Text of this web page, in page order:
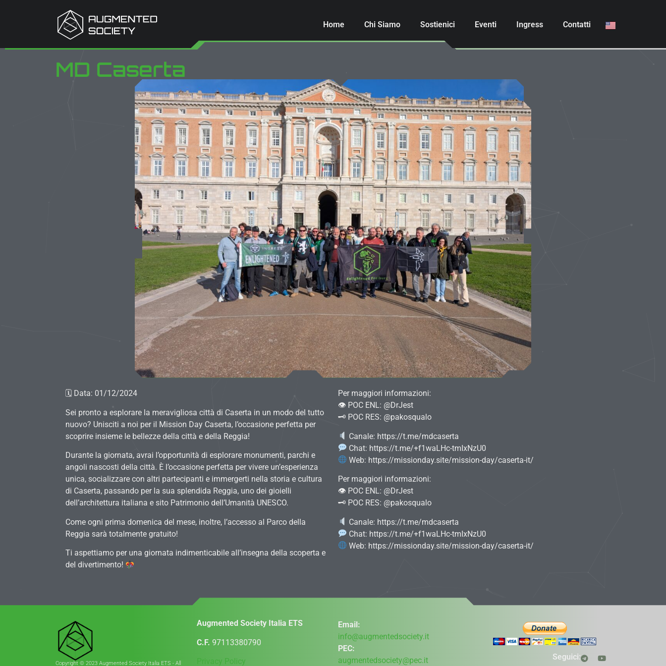
Home Chi Siamo Sostienici Eventi Ingress Contatti
MD Caserta
🗓 Data: 01/12/2024
Sei pronto a esplorare la meravigliosa città di Caserta in un modo del tutto
nuovo? Unisciti a noi per il Mission Day Caserta, l’occasione perfetta per
scoprire insieme le bellezze della città e della Reggia!
Durante la giornata, avrai l’opportunità di esplorare monumenti, parchi e
angoli nascosti della città. È l’occasione perfetta per vivere un’esperienza
unica, socializzare con altri partecipanti e immergerti nella storia e cultura
di Caserta, passando per la sua splendida Reggia, uno dei gioielli
dell’architettura italiana e sito Patrimonio dell’Umanità UNESCO.
Come ogni prima domenica del mese, inoltre, l’accesso al Parco della
Reggia sarà totalmente gratuito!
Ti aspettiamo per una giornata indimenticabile all’insegna della scoperta e
del divertimento!
Per maggiori informazioni:
👁 POC ENL: @DrJest
🗝 POC RES: @pakosqualo
Canale: https://t.me/mdcaserta
Chat: https://t.me/+f1waLHc-tmIxNzU0
Web: https://missionday.site/mission-day/caserta-it/
Per maggiori informazioni:
👁 POC ENL: @DrJest
🗝 POC RES: @pakosqualo
Canale: https://t.me/mdcaserta
Chat: https://t.me/+f1waLHc-tmIxNzU0
Web: https://missionday.site/mission-day/caserta-it/
Copyright © 2023 Augmented Society Italia ETS - All
Augmented Society Italia ETS
C.F. 97113380790
Privacy Policy
Email:
info@augmentedsociety.it
PEC:
augmentedsociety@pec.it
Seguici: